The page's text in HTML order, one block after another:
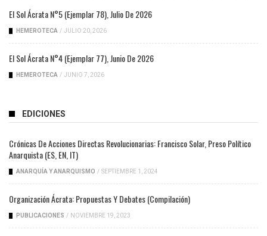
El Sol Ácrata N°5 (ejemplar 78), Julio De 2026
HEMEROTECA / JULIO 20, 2026
El Sol Ácrata N°4 (ejemplar 77), Junio De 2026
HEMEROTECA / JUNIO 7, 2026
EDICIONES
Crónicas De Acciones Directas Revolucionarias: Francisco Solar, Preso Político
Anarquista (ES, EN, IT)
ANARQUÍA Y ANARQUISMO / SEPTIEMBRE 1, 2024
Organización Ácrata: Propuestas Y Debates (compilación)
PUBLICACIONES / NOVIEMBRE 19, 2023